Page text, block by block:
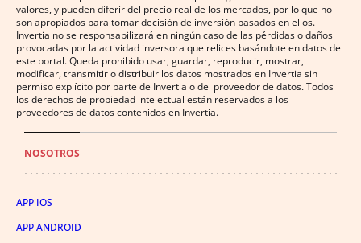
valores, y pueden diferir del precio real de los mercados, por lo que no
son apropiados para tomar decisión de inversión basados en ellos.
Invertia no se responsabilizará en ningún caso de las pérdidas o daños
provocadas por la actividad inversora que relices basándote en datos de
este portal. Queda prohibido usar, guardar, reproducir, mostrar,
modificar, transmitir o distribuir los datos mostrados en Invertia sin
permiso explícito por parte de Invertia o del proveedor de datos. Todos
los derechos de propiedad intelectual están reservados a los
proveedores de datos contenidos en Invertia.
NOSOTROS
APP IOS
APP ANDROID